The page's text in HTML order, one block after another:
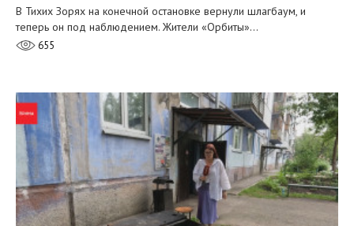
В Тихих Зорях на конечной остановке вернули шлагбаум, и
теперь он под наблюдением. Жители «Орбиты»…
655